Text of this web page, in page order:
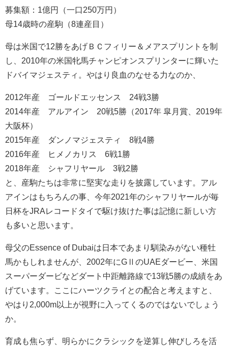
募集額：1億円（一口250万円）
母14歳時の産駒（8連産目）
母は米国で12勝をあげＢＣフィリー＆メアスプリントを制
し、2010年の米国牝馬チャンピオンスプリンターに輝いた
ドバイマジェスティ。やはり良血のなせる力なのか、
2012年産 ゴールドエッセンス 24戦3勝
2014年産 アルアイン 20戦5勝（2017年 皐月賞、2019年
大阪杯）
2015年産 ダンノマジェスティ 8戦4勝
2016年産 ヒメノカリス 6戦1勝
2018年産 シャフリヤール 3戦2勝
と、産駒たちは非常に堅実な走りを披露しています。アル
アインはもちろんの事、今年2021年のシャフリヤールが毎
日杯をJRAレコードタイで駆け抜けた事は記憶に新しい方
も多いと思います。
母父のEssence of Dubaiは日本であまり馴染みがない種牡
馬かもしれませんが、2002年にGⅡのUAEダービー、米国
スーパーダービなどダート中距離路線で13戦5勝の成績をあ
げています。ここにハーツクライとの配合と考えますと、
やはり2,000m以上が視野に入ってくるのではないでしょう
か。
育成も焦らず、明らかにクラシックを逆算し伸びしろを活